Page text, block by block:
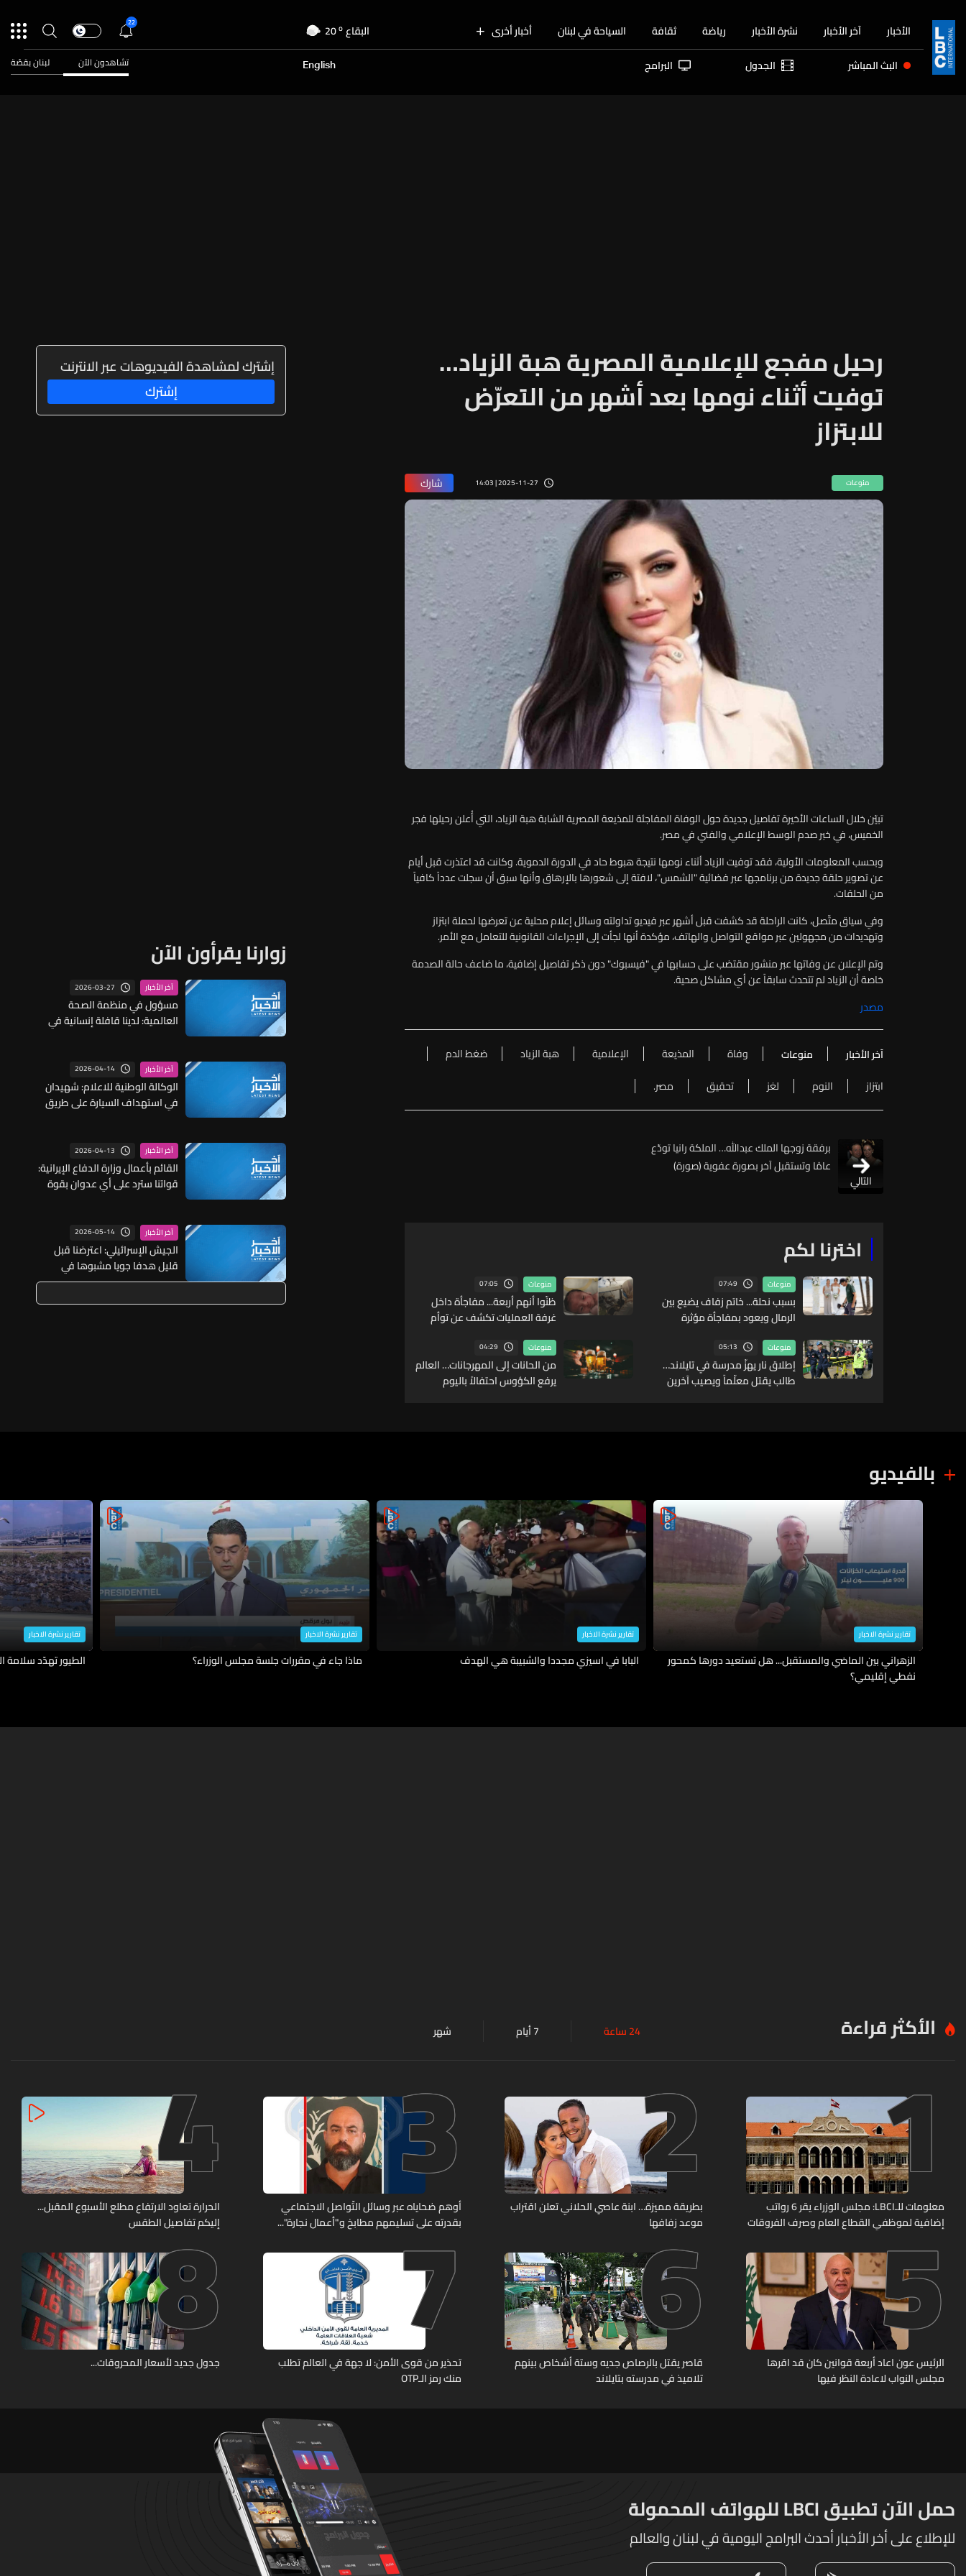
الأخبار آخر الأخبار نشرة الأخبار رياضة ثقافة السياحة في لبنان أخبار أخرى البقاع 20o
الجنوب 25o
26
22
البث المباشر الجدول البرامج English تشاهدون الآن لبنان بقصّة
رحيل مفجع للإعلامية المصرية هبة الزياد…
توفيت أثناء نومها بعد أشهر من التعرّض
للابتزاز
منوعات 2025-11-27 | 14:03 شارك
تبيّن خلال الساعات الأخيرة تفاصيل جديدة حول الوفاة المفاجئة للمذيعة المصرية الشابة هبة الزياد، التي أُعلن رحيلها فجر
الخميس، في خبر صدم الوسط الإعلامي والفني في مصر.
وبحسب المعلومات الأولية، فقد توفيت الزياد أثناء نومها نتيجة هبوط حاد في الدورة الدموية.وكانت قد اعتذرت قبل أيام
عن تصوير حلقة جديدة من برنامجها عبر فضائية "الشمس"، لافتة إلى شعورها بالإرهاق وأنها سبق أن سجلت عدداً كافياً
من الحلقات.
وفي سياق متّصل، كانت الراحلة قد كشفت قبل أشهر عبر فيديو تداولته وسائل إعلام محلية عن تعرضها لحملة ابتزاز
وتهديدات من مجهولين عبر مواقع التواصل والهاتف، مؤكدة أنها لجأت إلى الإجراءات القانونية للتعامل مع الأمر.
وتم الإعلان عن وفاتها عبر منشور مقتضب على حسابها في "فيسبوك" دون ذكر تفاصيل إضافية، ما ضاعف حالة الصدمة
خاصة أن الزياد لم تتحدث سابقاً عن أي مشاكل صحية.
مصدر
آخر الأخبار منوعات وفاة المذيعة الإعلامية هبة الزياد
ضغط الدم
ابتزاز
النوم لغز تحقيق مصر.
التالي
برفقة زوجها الملك عبدالله… الملكة رانيا تودّع
عامًا وتستقبل آخر بصورة عفوية (صورة)
اخترنا لكم
منوعات 07:49
بسبب نحلة... خاتم زفاف يضيع بين
الرمال ويعود بمفاجأة مؤثرة
منوعات 07:05
ظنّوا أنهم أربعة... مفاجأة داخل
غرفة العمليات تكشف عن توأم
منوعات 05:13
إطلاق نار يهزّ مدرسة في تايلاند…
طالب يقتل معلّماً ويصيب آخرين
منوعات 04:29
من الحانات إلى المهرجانات… العالم
يرفع الكؤوس احتفالاً باليوم
إشترك لمشاهدة الفيديوهات عبر الانترنت
إشترك
زوارنا يقرأون الآن
آخر الأخبار 2026-03-27
مسؤول في منظمة الصحة
العالمية: لدينا قافلة إنسانية في
ثانية للتوجه إلى غزة خلال أيام
آخر الأخبار 2026-04-14
الوكالة الوطنية للاعلام: شهيدان
في استهداف السيارة على طريق
آخر الأخبار 2026-04-13
القائم بأعمال وزارة الدفاع الإيرانية:
قواتنا سترد على أي عدوان بقوة
آخر الأخبار 2026-05-14
الجيش الإسرائيلي: اعترضنا قبل
قليل هدفا جويا مشبوها في
منطقة تعمل فيها قواتنا في
بالفيديو
تقارير نشرة الاخبار
الزهراني بين الماضي والمستقبل... هل تستعيد دورها كمحور
نفطي إقليمي؟
تقارير نشرة الاخبار
البابا في اسيزي مجددا والشبيبة هي الهدف
تقارير نشرة الاخبار
ماذا جاء في مقررات جلسة مجلس الوزراء؟
تقارير نشرة الاخبار
الطيور تهدّد سلامة
الأكثر قراءة 24 ساعة 7 أيام شهر 1
معلومات للـLBCI: مجلس الوزراء يقر 6 رواتب
إضافية لموظفي القطاع العام وصرف الفروقات
2
بطريقة مميزة… ابنة عاصي الحلاني تعلن اقتراب
موعد زفافها
3
أوهم ضحاياه عبر وسائل التّواصل الاجتماعي
بقدرته على تسليمهم مطابخ و"أعمال نجارة"...
4
الحرارة تعاود الارتفاع مطلع الأسبوع المقبل...
إليكم تفاصيل الطقس
5
الرئيس عون اعاد أربعة قوانين كان قد اقرها
مجلس النواب لاعادة النظر فيها
6
قاصر يقتل بالرصاص جديه وستة أشخاص بينهم
تلاميذ في مدرسته بتايلاند
7
تحذير من قوى الأمن: لا جهة في العالم تطلب
منك رمز الـOTP
8
جدول جديد لأسعار المحروقات...
حمل الآن تطبيق LBCI للهواتف المحمولة
للإطلاع على أخر الأخبار أحدث البرامج اليومية في لبنان والعالم